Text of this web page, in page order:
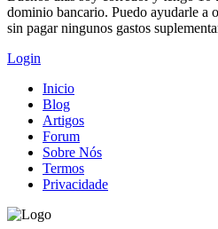
dominio bancario. Puedo ayudarle a
sin pagar ningunos gastos
Login
Inicio
Blog
Artigos
Forum
Sobre Nós
Termos
Privacidade